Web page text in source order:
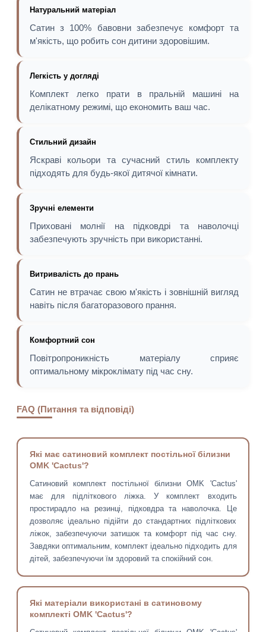
Натуральний матеріал
Сатин з 100% бавовни забезпечує комфорт та
м'якість, що робить сон дитини здоровішим.
Легкість у догляді
Комплект легко прати в пральній машині на
делікатному режимі, що економить ваш час.
Стильний дизайн
Яскраві кольори та сучасний стиль комплекту
підходять для будь-якої дитячої кімнати.
Зручні елементи
Приховані молнії на підковдрі та наволочці
забезпечують зручність при використанні.
Витривалість до прань
Сатин не втрачає свою м'якість і зовнішній вигляд
навіть після багаторазового прання.
Комфортний сон
Повітропроникність матеріалу сприяє
оптимальному мікроклімату під час сну.
FAQ (Питання та відповіді)
Які має сатиновий комплект постільної білизни
OMK 'Cactus'?
Сатиновий комплект постільної білизни OMK 'Cactus'
має для підліткового ліжка. У комплект входить
простирадло на резинці, підковдра та наволочка. Це
дозволяє ідеально підійти до стандартних підліткових
ліжок, забезпечуючи затишок та комфорт під час сну.
Завдяки оптимальним, комплект ідеально підходить для
дітей, забезпечуючи їм здоровий та спокійний сон.
Які матеріали використані в сатиновому
комплекті OMK 'Cactus'?